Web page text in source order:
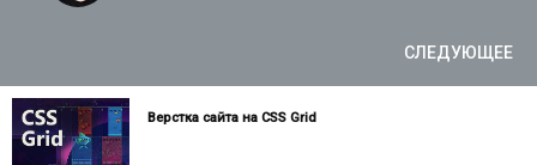
Верстка сайта на CSS Grid
СЛЕДУЮЩЕЕ